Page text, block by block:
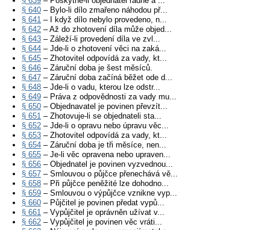
§ 640 – Bylo-li dílo zmařeno náhodou př...
§ 641 – I když dílo nebylo provedeno, n...
§ 642 – Až do zhotovení díla může objed...
§ 643 – Záleží-li provedení díla ve zvl...
§ 644 – Jde-li o zhotovení věci na zaká...
§ 645 – Zhotovitel odpovídá za vady, kt...
§ 646 – Záruční doba je šest měsíců.
§ 647 – Záruční doba začíná běžet ode d...
§ 648 – Jde-li o vadu, kterou lze odstr...
§ 649 – Práva z odpovědnosti za vady mu...
§ 650 – Objednavatel je povinen převzít...
§ 651 – Zhotovuje-li se objednateli sta...
§ 652 – Jde-li o opravu nebo úpravu věc...
§ 653 – Zhotovitel odpovídá za vady, kt...
§ 654 – Záruční doba je tři měsíce, nen...
§ 655 – Je-li věc opravena nebo upraven...
§ 656 – Objednatel je povinen vyzvednou...
§ 657 – Smlouvou o půjčce přenechává vě...
§ 658 – Při půjčce peněžité lze dohodno...
§ 659 – Smlouvou o výpůjčce vznikne vyp...
§ 660 – Půjčitel je povinen předat vypů...
§ 661 – Vypůjčitel je oprávněn užívat v...
§ 662 – Vypůjčitel je povinen věc vráti...